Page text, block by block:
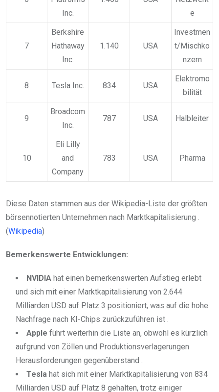
Inc.
e
7
Berkshire
Hathaway
Inc.
1.140 USA
Investmen
t/Mischko
nzern
8 Tesla Inc. 834 USA
Elektromo
bilität
9
Broadcom
Inc.
787 USA Halbleiter
10
Eli Lilly
and
Company
783 USA Pharma
Diese Daten stammen aus der Wikipedia-Liste der größten
börsennotierten Unternehmen nach Marktkapitalisierung .
(Wikipedia)
Bemerkenswerte Entwicklungen:
NVIDIA hat einen bemerkenswerten Aufstieg erlebt
und sich mit einer Marktkapitalisierung von 2.644
Milliarden USD auf Platz 3 positioniert, was auf die hohe
Nachfrage nach KI-Chips zurückzuführen ist .
Apple führt weiterhin die Liste an, obwohl es kürzlich
aufgrund von Zöllen und Produktionsverlagerungen
Herausforderungen gegenüberstand .
Tesla hat sich mit einer Marktkapitalisierung von 834
Milliarden USD auf Platz 8 gehalten, trotz einiger